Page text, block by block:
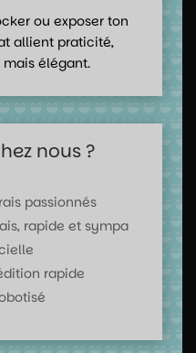
ou exposer ton
allient praticité,
élégant.
nous ?
passionnés
rapide et sympa
rapide